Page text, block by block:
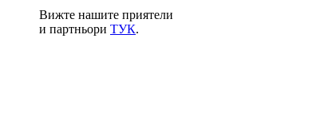
Вижте нашите приятели
и партньори ТУК.